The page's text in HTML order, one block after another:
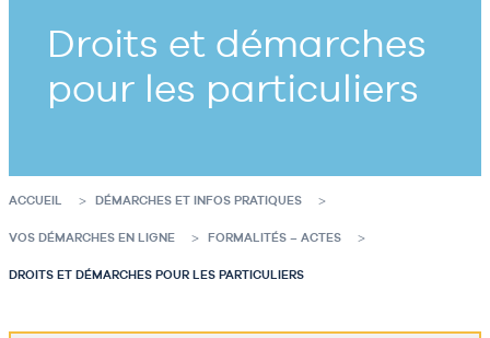
Droits et démarches
pour les particuliers
ACCUEIL DÉMARCHES ET INFOS PRATIQUES
VOS DÉMARCHES EN LIGNE FORMALITÉS – ACTES
DROITS ET DÉMARCHES POUR LES PARTICULIERS